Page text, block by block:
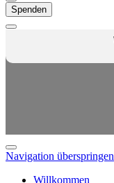
Spenden
Navigation überspringen
Willkommen